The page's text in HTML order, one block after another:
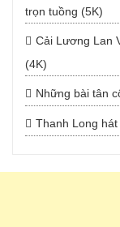
trọn tuồng (5K)
Cải Lương Lan
(4K)
Những bài tân
Thanh Long